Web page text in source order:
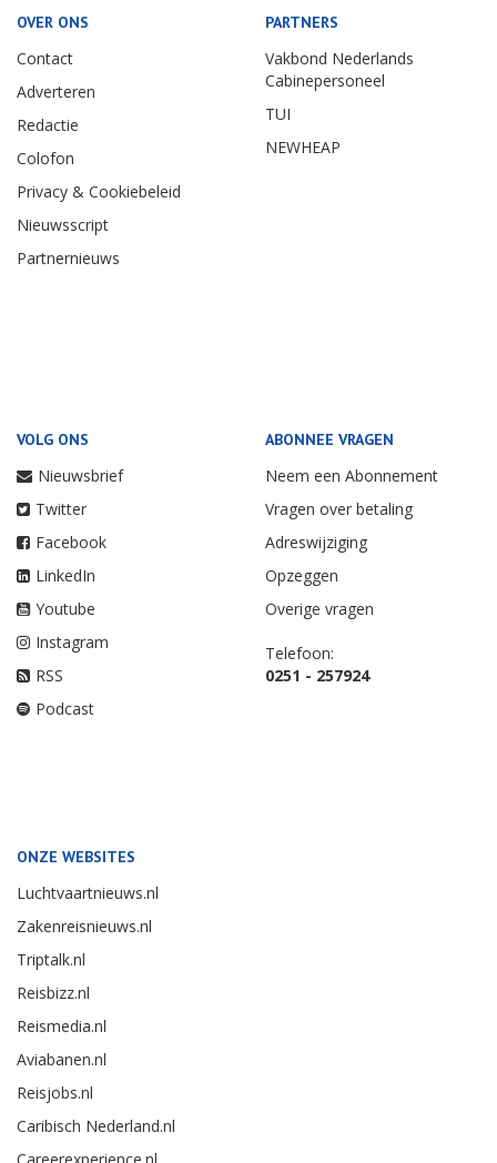
OVER ONS
Contact
Adverteren
Redactie
Colofon
Privacy & Cookiebeleid
Nieuwsscript
Partnernieuws
PARTNERS
Vakbond Nederlands
Cabinepersoneel
TUI
NEWHEAP
VOLG ONS
Nieuwsbrief
Twitter
Facebook
LinkedIn
Youtube
Instagram
RSS
Podcast
ABONNEE VRAGEN
Neem een Abonnement
Vragen over betaling
Adreswijziging
Opzeggen
Overige vragen
Telefoon:
0251 - 257924
ONZE WEBSITES
Luchtvaartnieuws.nl
Zakenreisnieuws.nl
Triptalk.nl
Reisbizz.nl
Reismedia.nl
Aviabanen.nl
Reisjobs.nl
Caribisch Nederland.nl